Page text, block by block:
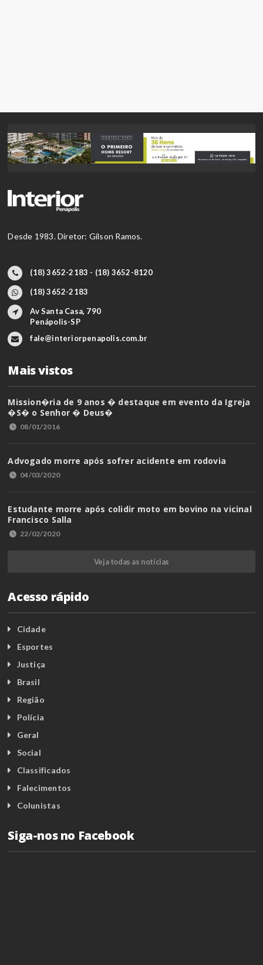
Desde 1983. Diretor: Gilson Ramos.
(18) 3652-2183 - (18) 3652-8120
(18) 3652-2183
Av Santa Casa, 790
Penápolis-SP
fale@interiorpenapolis.com.br
Mais vistos
Mission�ria de 9 anos � destaque em evento da Igreja
�S� o Senhor � Deus�
08/01/2016
Advogado morre após sofrer acidente em rodovia
04/03/2020
Estudante morre após colidir moto em bovino na vicinal
Francisco Salla
22/02/2020
Veja todas as notícias
Acesso rápido
Cidade
Esportes
Justiça
Brasil
Região
Polícia
Geral
Social
Classificados
Falecimentos
Colunistas
Siga-nos no Facebook